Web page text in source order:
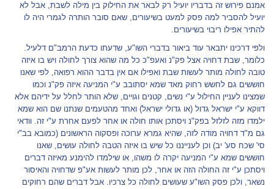
אמנם פירוש זה בדבריו יועיל רק לבאר את החילוק בין מילה לשבת, אבל לא
יועיל להסביר למה פסק למעט בשיעורים, שאם סובר הותרה לגמרי היה לו
להתיר אפילו ריבוי בשיעורים.
ולפי דרכינו יתבאר עוד ביאור בדברי השו"ע, שדעתו כדעת הרמב"ם דלעיל.
כלומר, שבת דחויה אצל פק"נ ואעפ"כ כל מה שהוא צורך לחולה ויש בו איזה
טובה לחולה מותר לעשות שבת ואפילו אם אין בדבר ההוא רפואה, לפי שאנו
חוששים גם לחשש רחוק מאד שמא יסתובב ע"י המניעה איזה פק"נ וכמו
שמצינו לעניין החילול ע"י נשים, קטנים וגויים, שלא הותר לחלל על ידיהם אלא
דווקא ע"י ישראל גדול (או גדולי ישראל) ואחד מהטעמים שנתנו שם הוא שמא
ילמדו מזה לזלזל בפק"נ ויסתכן אותו חולה או אחר לפעם אחרת ע"י זה. וודאי
גם מ"ד דחויה מודה לזה, שהיא גמרא ערוכה ופסקוה הראשונים (כמובא בב"י
סי' שכח סע' יב) וכן לענייננו כל שיש בו איזה הטבה לחולה עושים, שאנו
חוששים שמא ע"י המניעה יקרה לו משהו, או שילמדו להימנע מאיזה דברים
ויסתכן ע"י זה החולה הזה או אחר, לכן מותר לעשות אע"פ שדחויה והאיסור
נשאר, ולכן פסק השו"ע שעושים לחולה כל צרכיו. אבל דברים שהם רחוקים